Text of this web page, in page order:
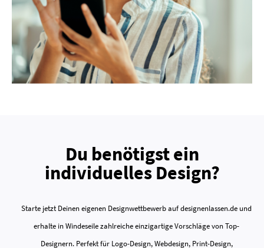
Du benötigst ein
individuelles Design?
Starte jetzt Deinen eigenen Designwettbewerb auf designenlassen.de und
erhalte in Windeseile zahlreiche einzigartige Vorschläge von Top-
Designern. Perfekt für Logo-Design, Webdesign, Print-Design,